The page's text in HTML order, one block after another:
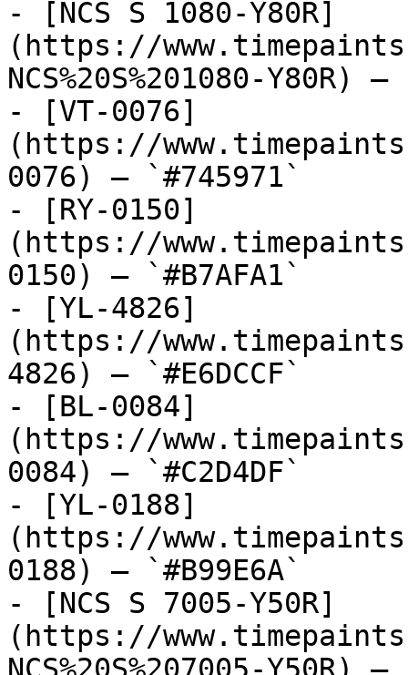
- [NCS S 1080-Y80R]
(https://
NCS%20S%201080-Y80R)
- [VT-0076]
(https://
0076) — `#745971`
- [RY-0150]
(https://
0150) — `#B7AFA1`
- [YL-4826]
(https://
4826) — `#E6DCCF`
- [BL-0084]
(https://
0084) — `#C2D4DF`
- [YL-0188]
(https://
0188) — `#B99E6A`
- [NCS S 7005-Y50R]
(https://